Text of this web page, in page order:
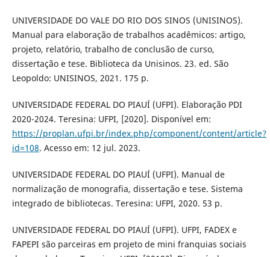
UNIVERSIDADE DO VALE DO RIO DOS SINOS (UNISINOS).
Manual para elaboração de trabalhos acadêmicos: artigo,
projeto, relatório, trabalho de conclusão de curso,
dissertação e tese. Biblioteca da Unisinos. 23. ed. São
Leopoldo: UNISINOS, 2021. 175 p.
UNIVERSIDADE FEDERAL DO PIAUÍ (UFPI). Elaboração PDI
2020-2024. Teresina: UFPI, [2020]. Disponível em:
https://proplan.ufpi.br/index.php/component/content/article?
id=108. Acesso em: 12 jul. 2023.
UNIVERSIDADE FEDERAL DO PIAUÍ (UFPI). Manual de
normalização de monografia, dissertação e tese. Sistema
integrado de bibliotecas. Teresina: UFPI, 2020. 53 p.
UNIVERSIDADE FEDERAL DO PIAUÍ (UFPI). UFPI, FADEX e
FAPEPI são parceiras em projeto de mini franquias sociais